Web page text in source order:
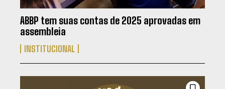
ABBP tem suas contas de 2025 aprovadas em
assembleia
INSTITUCIONAL